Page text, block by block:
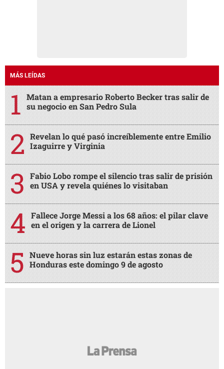
MÁS LEÍDAS
Matan a empresario Roberto Becker tras salir de
su negocio en San Pedro Sula
Revelan lo qué pasó increíblemente entre Emilio
Izaguirre y Virginia
Fabio Lobo rompe el silencio tras salir de prisión
en USA y revela quiénes lo visitaban
Fallece Jorge Messi a los 68 años: el pilar clave
en el origen y la carrera de Lionel
Nueve horas sin luz estarán estas zonas de
Honduras este domingo 9 de agosto